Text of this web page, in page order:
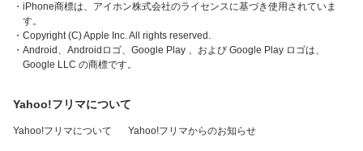
・iPhone商標は、アイホン株式会社のライセンスに基づき使用されていま
す。
・Copyright (C) Apple Inc. All rights reserved.
・Android、Androidロゴ、Google Play 、および Google Play ロゴは、
Google LLC の商標です。
Yahoo!フリマについて
Yahoo!フリマについて Yahoo!フリマからのお知らせ